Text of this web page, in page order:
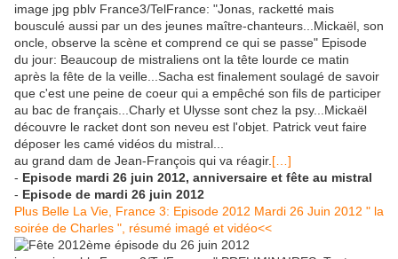
image jpg pblv France3/TelFrance: "Jonas, racketté mais
bousculé aussi par un des jeunes maître-chanteurs...Mickaël, son
oncle, observe la scène et comprend ce qui se passe" Episode
du jour: Beaucoup de mistraliens ont la tête lourde ce matin
après la fête de la veille...Sacha est finalement soulagé de savoir
que c'est une peine de coeur qui a empêché son fils de participer
au bac de français...Charly et Ulysse sont chez la psy...Mickaël
découvre le racket dont son neveu est l'objet. Patrick veut faire
déposer les camé vidéos du mistral...
au grand dam de Jean-François qui va réagir. […]
- Episode mardi 26 juin 2012, anniversaire et fête au mistral
- Episode de mardi 26 juin 2012
Plus Belle La Vie, France 3: Episode 2012 Mardi 26 Juin 2012 " la
soirée de Charles ", résumé imagé et vidéo<<